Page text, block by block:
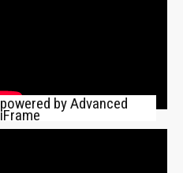
powered by Advanced
iFrame